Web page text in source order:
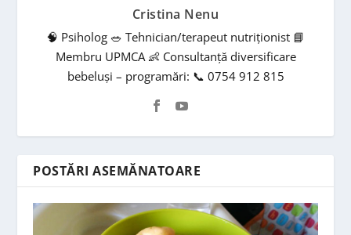
Cristina Nenu
🧠 Psiholog 🥗 Tehnician/terapeut nutriționist 📘
Membru UPMCA 👶 Consultanță diversificare
bebeluși – programări: 📞 0754 912 815
POSTĂRI ASEMĂNATOARE